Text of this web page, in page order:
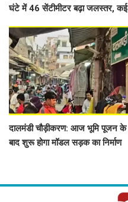
घंटे में 46 सेंटीमीटर बढ़ा जलस्तर, कई
दालमंडी चौड़ीकरण: आज भूमि पूजन के
बाद शुरू होगा मॉडल सड़क का निर्माण